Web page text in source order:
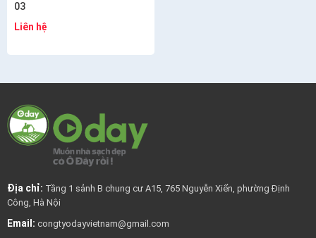
03
Liên hệ
Địa chỉ: Tầng 1 sảnh B chung cư A15, 765 Nguyễn Xiển, phường Định
Công, Hà Nội
Email: congtyodayvietnam@gmail.com